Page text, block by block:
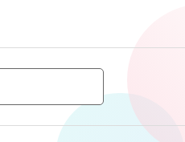
・削除、利用停止、第三者提供